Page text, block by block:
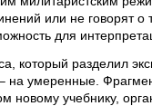
или не говорят о
для
который разделил
на умеренные.
новому учебнику,